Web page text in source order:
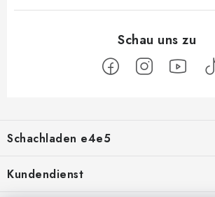
ß
z
e
Schachladen e4e5
Kundendienst